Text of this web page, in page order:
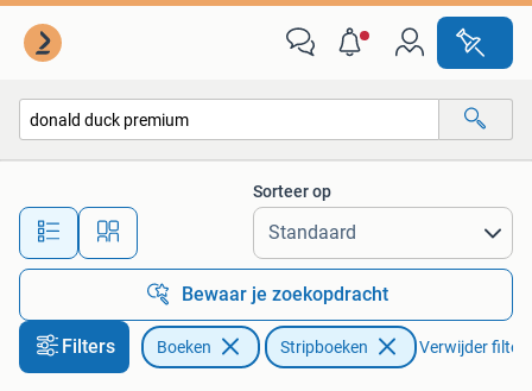
Alle afstanden…
Sorteer op
Bewaar je zoekopdracht
Filters Boeken Stripboeken Verwijder filters